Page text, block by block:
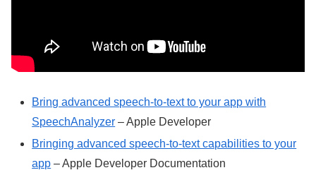
Bring advanced speech-to-text to your app with
SpeechAnalyzer – Apple Developer
Bringing advanced speech-to-text capabilities to your
app – Apple Developer Documentation